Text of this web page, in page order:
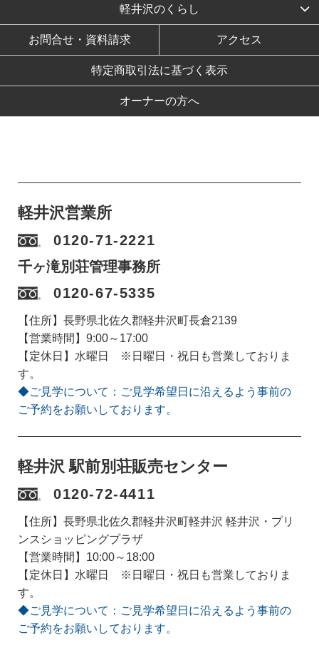
軽井沢のくらし
お問合せ・資料請求 アクセス
特定商取引法に基づく表示
オーナーの方へ
軽井沢営業所
0120-71-2221
千ヶ滝別荘管理事務所
0120-67-5335
【住所】長野県北佐久郡軽井沢町長倉2139
【営業時間】9:00～17:00
【定休日】水曜日 ※日曜日・祝日も営業しておりま
す。
◆ご見学について：ご見学希望日に沿えるよう事前の
ご予約をお願いしております。
軽井沢 駅前別荘販売センター
0120-72-4411
【住所】長野県北佐久郡軽井沢町軽井沢 軽井沢・プリ
ンスショッピングプラザ
【営業時間】10:00～18:00
【定休日】水曜日 ※日曜日・祝日も営業しておりま
す。
◆ご見学について：ご見学希望日に沿えるよう事前の
ご予約をお願いしております。